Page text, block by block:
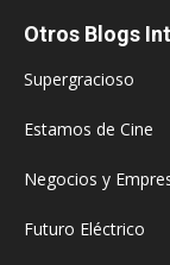
Otros Blogs
Supergracioso
Estamos de Cine
Negocios y
Futuro Eléctrico